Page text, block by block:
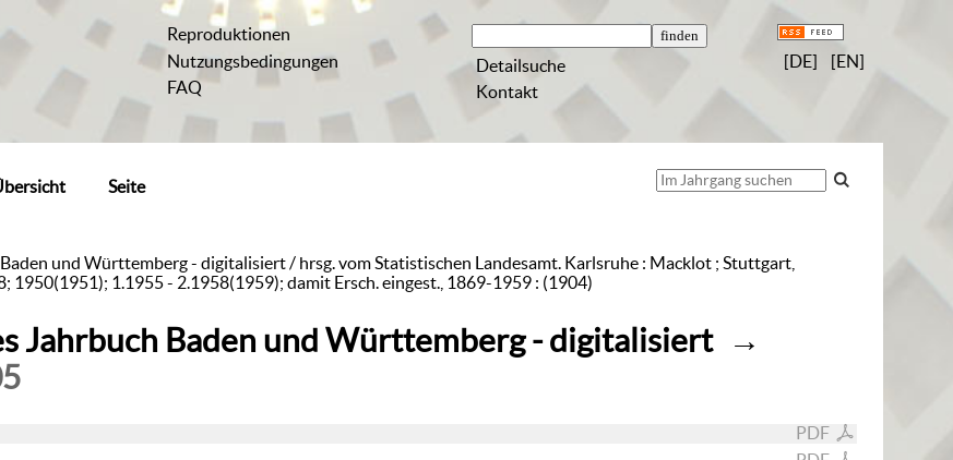
Reproduktionen
Nutzungsbedingungen
FAQ
Detailsuche
Kontakt
[DE] [EN]
Seite
und Württemberg - digitalisiert / hrsg. vom Statistischen Landesamt. Karlsruhe : Macklot ; Stuttgart,
1950(1951); 1.1955 - 2.1958(1959); damit Ersch. eingest., 1869-1959 : (1904)
Jahrbuch Baden und Württemberg - digitalisiert →
PDF